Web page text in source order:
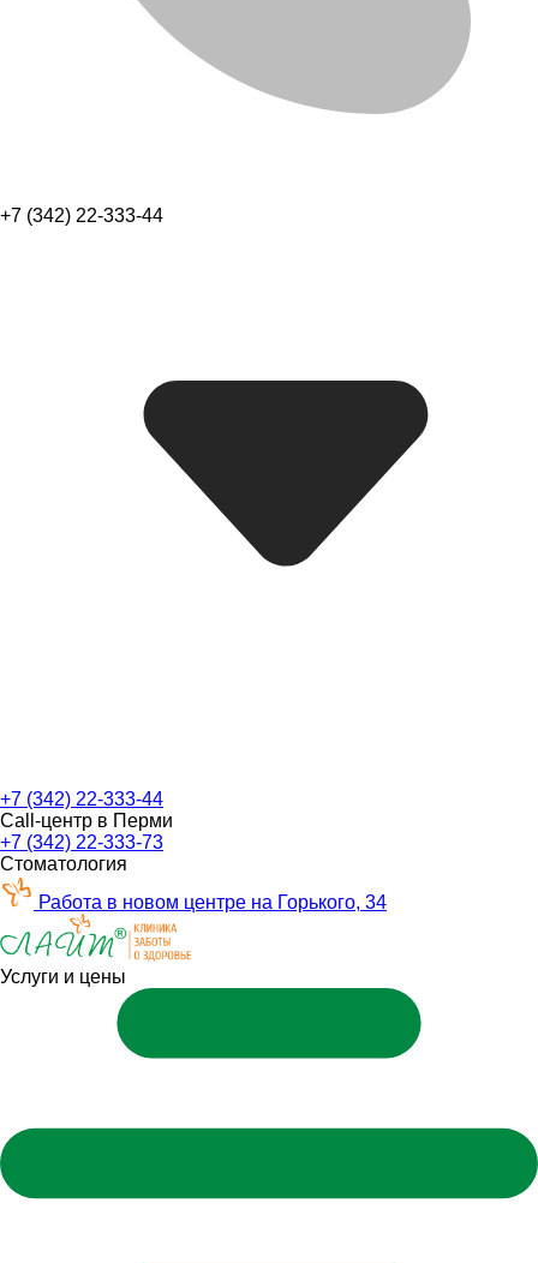
+7 (342) 22-333-44
+7 (342) 22-333-44
Call-центр в Перми
+7 (342) 22-333-73
Стоматология
Работа в новом центре на Горького, 34
Услуги и цены